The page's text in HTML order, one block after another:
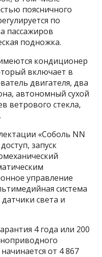
поясничного
по
пассажиров
подножка.
кондиционер
включает в
двигателя, два
автономный сухой
ветрового стекла,
«Соболь NN
запуск
управление
система
света и
4 года или 200
от 4 867